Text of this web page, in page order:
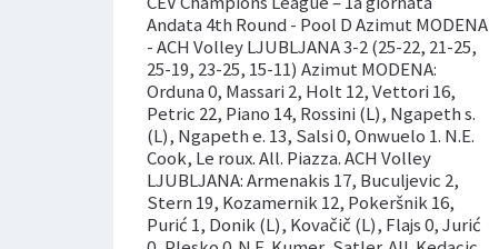
Andata 4th Round - Pool D Azimut MODENA
- ACH Volley LJUBLJANA 3-2 (25-22, 21-25,
25-19, 23-25, 15-11) Azimut MODENA:
Orduna 0, Massari 2, Holt 12, Vettori 16,
Petric 22, Piano 14, Rossini (L), Ngapeth s.
(L), Ngapeth e. 13, Salsi 0, Onwuelo 1. N.E.
Cook, Le roux. All. Piazza. ACH Volley
LJUBLJANA: Armenakis 17, Buculjevic 2,
Stern 19, Kozamernik 12, Pokeršnik 16,
Purić 1, Donik (L), Kovačič (L), Flajs 0, Jurić